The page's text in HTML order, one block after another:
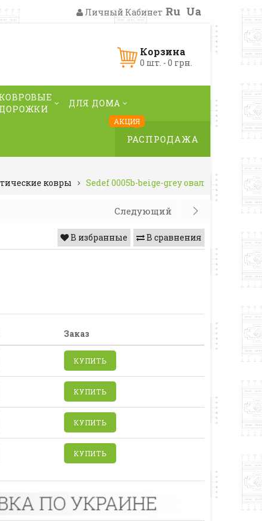
Личный Кабинет Ru Ua
Корзина
0 шт. - 0 грн.
КОВРОВЫЕ
ДЛЯ ДОМА
АКЦИЯ
РАСПРОДАЖА
ковры Sedef 0005b-beige-grey овал
Следующий
В сравнения
В избранные
Заказ
КУПИТЬ
КУПИТЬ
КУПИТЬ
КУПИТЬ